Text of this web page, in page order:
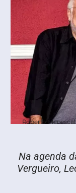
Roberto
Na agenda
Vergueiro,